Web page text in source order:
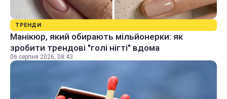
ТРЕНДИ
Манікюр, який обирають мільйонерки: як
зробити трендові "голі нігті" вдома
06 серпня 2026, 08:43